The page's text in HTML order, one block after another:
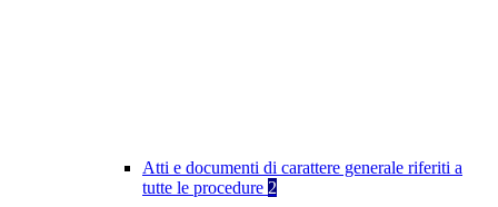
Atti e documenti di carattere generale riferiti a
tutte le procedure 2